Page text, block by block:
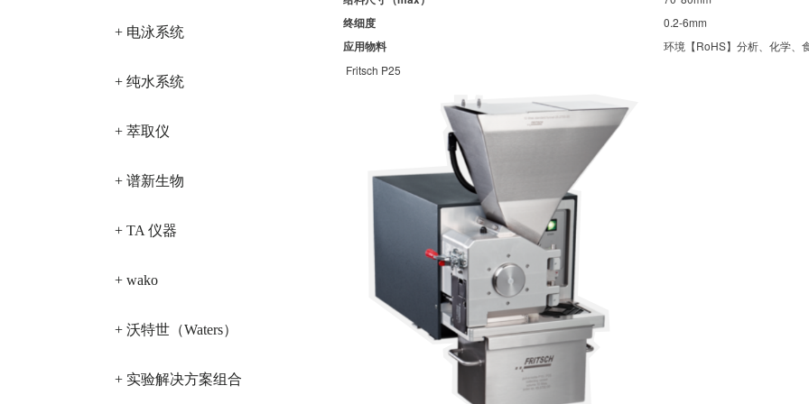
+ 电泳系统
+ 纯水系统
+ 萃取仪
+ 谱新生物
+ TA 仪器
+ wako
+ 沃特世（Waters）
+ 实验解决方案组合
终细度 0.2-6mm
应用物料
环境【RoHS】分析、化学、
Fritsch P25